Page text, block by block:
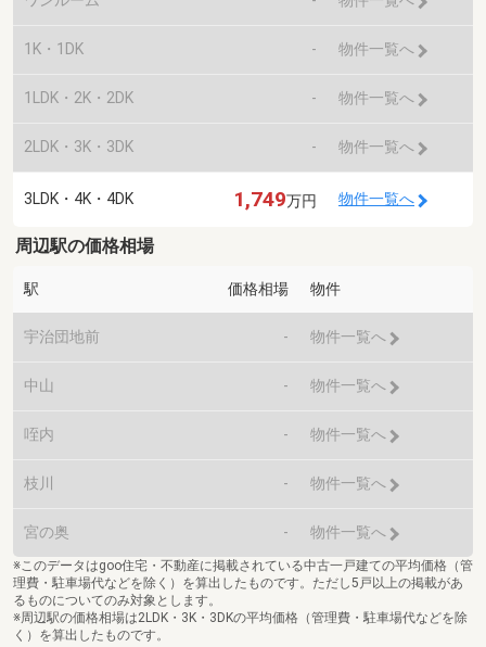
1K・1DK - 物件一覧へ
1LDK・2K・2DK - 物件一覧へ
2LDK・3K・3DK - 物件一覧へ
3LDK・4K・4DK 1,749万円 物件一覧へ
周辺駅の価格相場
駅 価格相場 物件
宇治団地前 - 物件一覧へ
中山 - 物件一覧へ
咥内 - 物件一覧へ
枝川 - 物件一覧へ
宮の奥 - 物件一覧へ
※このデータはgoo住宅・不動産に掲載されている中古一戸建ての平均価格（管
理費・駐車場代などを除く）を算出したものです。ただし5戸以上の掲載があ
るものについてのみ対象とします。
※周辺駅の価格相場は2LDK・3K・3DKの平均価格（管理費・駐車場代などを除
く）を算出したものです。